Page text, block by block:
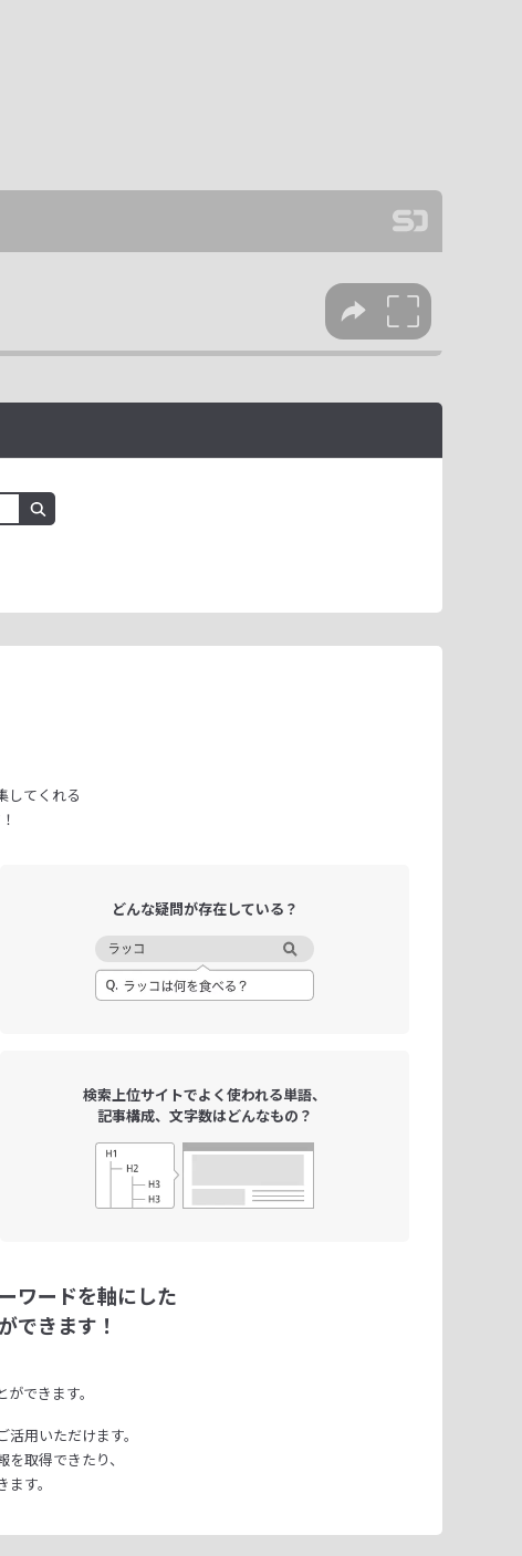
してくれる
どんな疑問が存在している？
検索上位サイトでよく使われる単語、
記事構成、文字数はどんなもの？
ワードを軸にした
できます！
できます。
用いただけます。
取得できたり、
す。